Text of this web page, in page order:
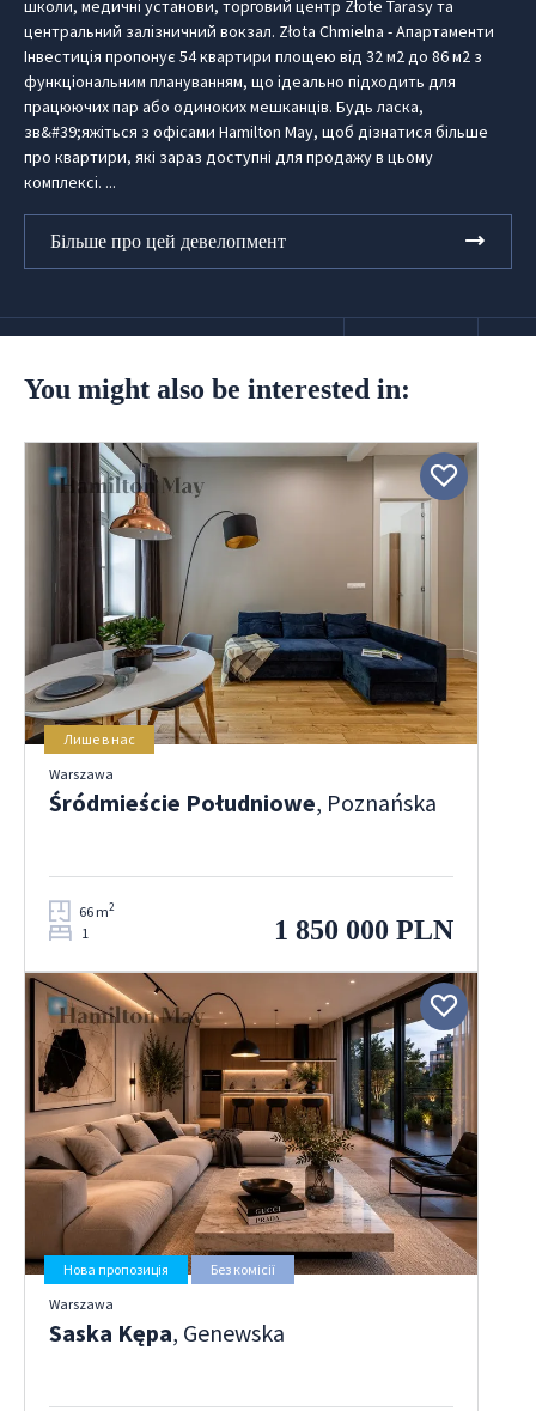
школи, медичні установи, торговий центр Złote Tarasy та
центральний залізничний вокзал. Złota Chmielna - Апартаменти
Інвестиція пропонує 54 квартири площею від 32 м2 до 86 м2 з
функціональним плануванням, що ідеально підходить для
працюючих пар або одиноких мешканців. Будь ласка,
зв&#39;яжіться з офісами Hamilton May, щоб дізнатися більше
про квартири, які зараз доступні для продажу в цьому
комплексі. ...
Більше про цей девелопмент
You might also be interested in:
Лише в нас
Warszawa
Śródmieście Południowe, Poznańska
66 m2
1 1 850 000 PLN
Нова пропозиція
Без комісії
Warszawa
Saska Kępa, Genewska